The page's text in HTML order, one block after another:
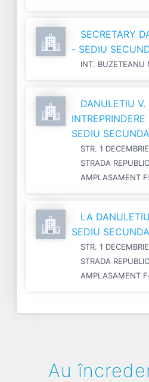
SECRETARY
- SEDIU
INT. BUZETEANU
DANULETIU V.
SEDIU
STR. 1
STRADA
AMPLASAMENT
LA
SEDIU
STR. 1
STRADA
AMPLASAMENT
Au